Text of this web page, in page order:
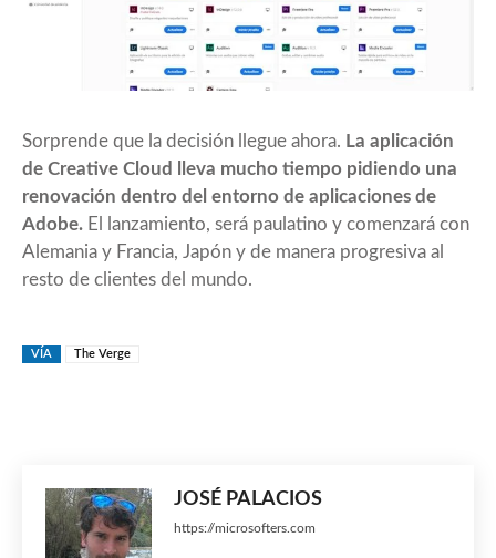
Sorprende que la decisión llegue ahora. La aplicación
de Creative Cloud lleva mucho tiempo pidiendo una
renovación dentro del entorno de aplicaciones de
Adobe. El lanzamiento, será paulatino y comenzará con
Alemania y Francia, Japón y de manera progresiva al
resto de clientes del mundo.
VÍA The Verge
JOSÉ PALACIOS
https://microsofters.com